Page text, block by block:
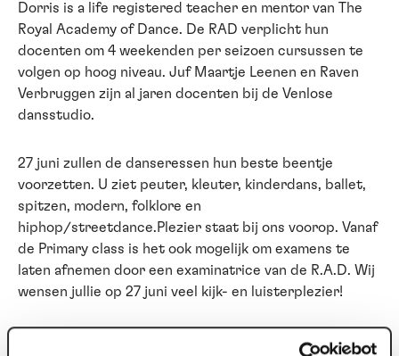
Dorris is a life registered teacher en mentor van The
Royal Academy of Dance. De RAD verplicht hun
docenten om 4 weekenden per seizoen cursussen te
volgen op hoog niveau. Juf Maartje Leenen en Raven
Verbruggen zijn al jaren docenten bij de Venlose
dansstudio.
27 juni zullen de danseressen hun beste beentje
voorzetten. U ziet peuter, kleuter, kinderdans, ballet,
spitzen, modern, folklore en
hiphop/streetdance.Plezier staat bij ons voorop. Vanaf
de Primary class is het ook mogelijk om examens te
laten afnemen door een examinatrice van de R.A.D. Wij
wensen jullie op 27 juni veel kijk- en luisterplezier!